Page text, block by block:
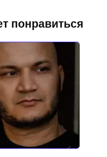
понравиться